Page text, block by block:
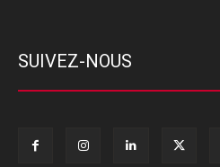
SUIVEZ-NOUS